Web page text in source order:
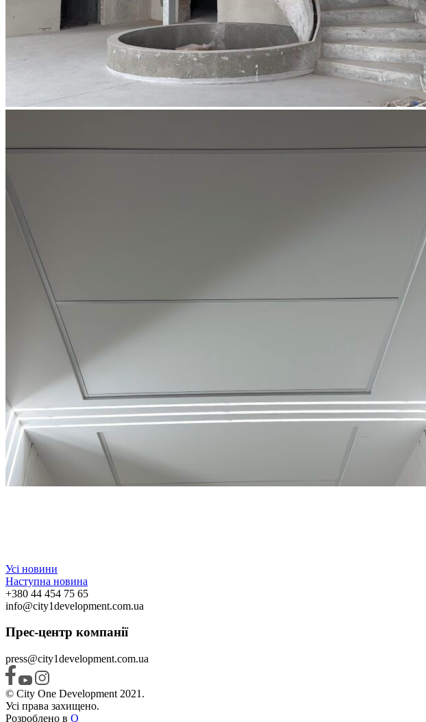
Усі новини
Наступна новина
+380 44 454 75 65
info@city1development.com.ua
Прес-центр компанії
press@city1development.com.ua
© City One Development 2021.
Усі права захищено.
Розроблено в Q